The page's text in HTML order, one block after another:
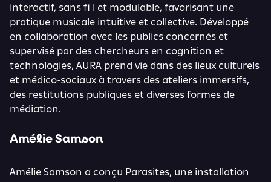
interactif, sans fi l et modulable, favorisant une
pratique musicale intuitive et collective. Développé
en collaboration avec les publics concernés et
supervisé par des chercheurs en cognition et
technologies, AURA prend vie dans des lieux culturels
et médico-sociaux à travers des ateliers immersifs,
des restitutions publiques et diverses formes de
médiation.
Amélie Samson
Amélie Samson a conçu Parasites, une installation